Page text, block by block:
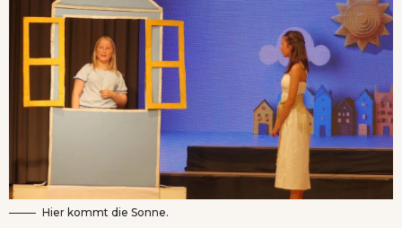
Hier kommt die Sonne.